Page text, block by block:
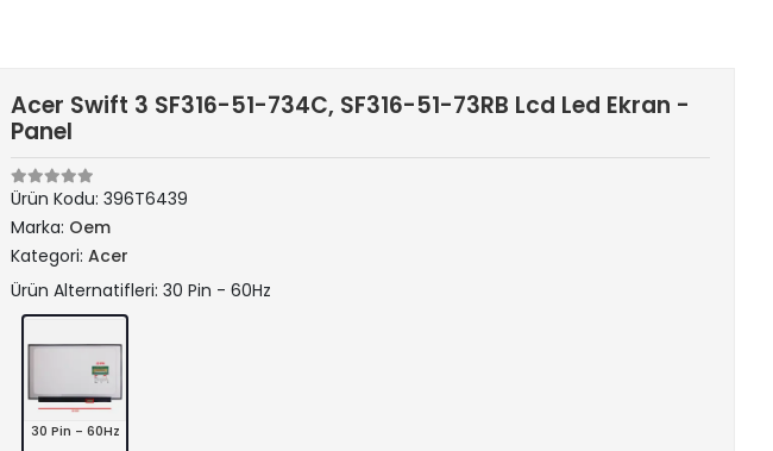
Acer Swift 3 SF316-51-734C, SF316-51-73RB Lcd Led Ekran -
Panel
Ürün Kodu: 396T6439
Marka: Oem
Kategori: Acer
Ürün Alternatifleri: 30 Pin - 60Hz
30 Pin - 60Hz